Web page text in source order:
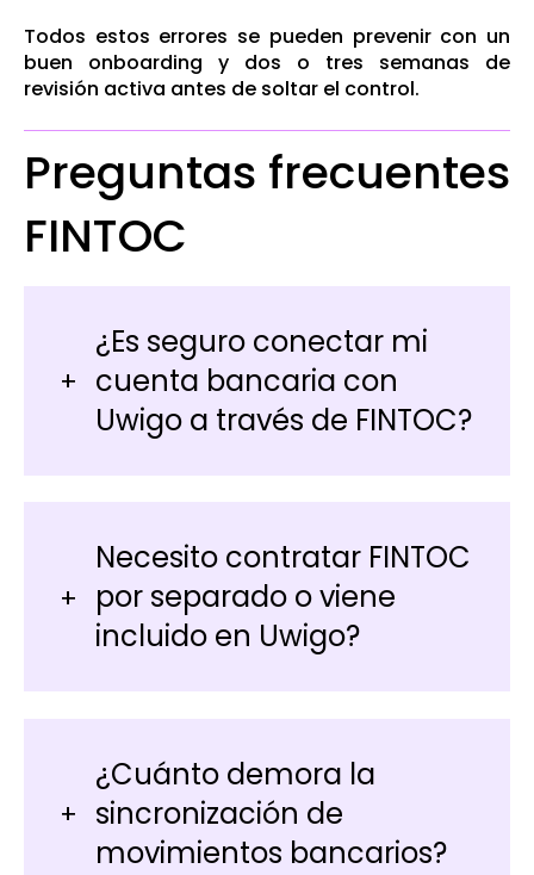
Todos estos errores se pueden prevenir con un
buen onboarding y dos o tres semanas de
revisión activa antes de soltar el control.
Preguntas frecuentes
FINTOC
¿Es seguro conectar mi
cuenta bancaria con
Uwigo a través de FINTOC?
Necesito contratar FINTOC
por separado o viene
incluido en Uwigo?
¿Cuánto demora la
sincronización de
movimientos bancarios?